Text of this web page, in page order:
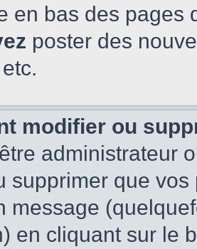
en bas des pages
poster des
modifier ou
administrateur
supprimer que
message
en cliquant sur le